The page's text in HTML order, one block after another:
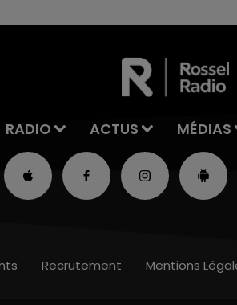
RADIO ACTUS MÉDIAS
Recrutement Mentions